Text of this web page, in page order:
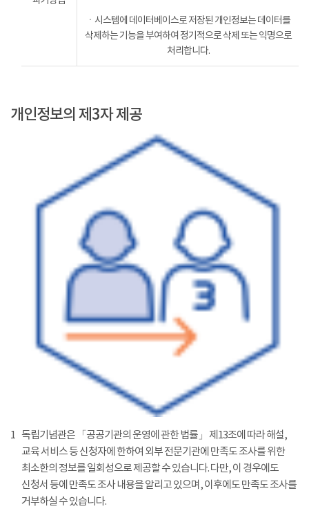
ㆍ시스템에 데이터베이스로 저장된 개인정보는 데이터를
삭제하는 기능을 부여하여 정기적으로 삭제 또는 익명으로
처리합니다.
개인정보의 제3자 제공
1 독립기념관은 「공공기관의 운영에 관한 법률」 제13조에 따라 해설,
교육 서비스 등 신청자에 한하여 외부 전문기관에 만족도 조사를 위한
최소한의 정보를 일회성으로 제공할 수 있습니다. 다만, 이 경우에도
신청서 등에 만족도 조사 내용을 알리고 있으며, 이후에도 만족도 조사를
거부하실 수 있습니다.